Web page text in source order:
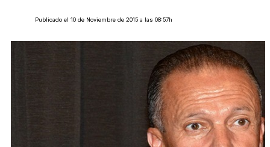
Publicado el 10 de Noviembre de 2015 a las 08:57h